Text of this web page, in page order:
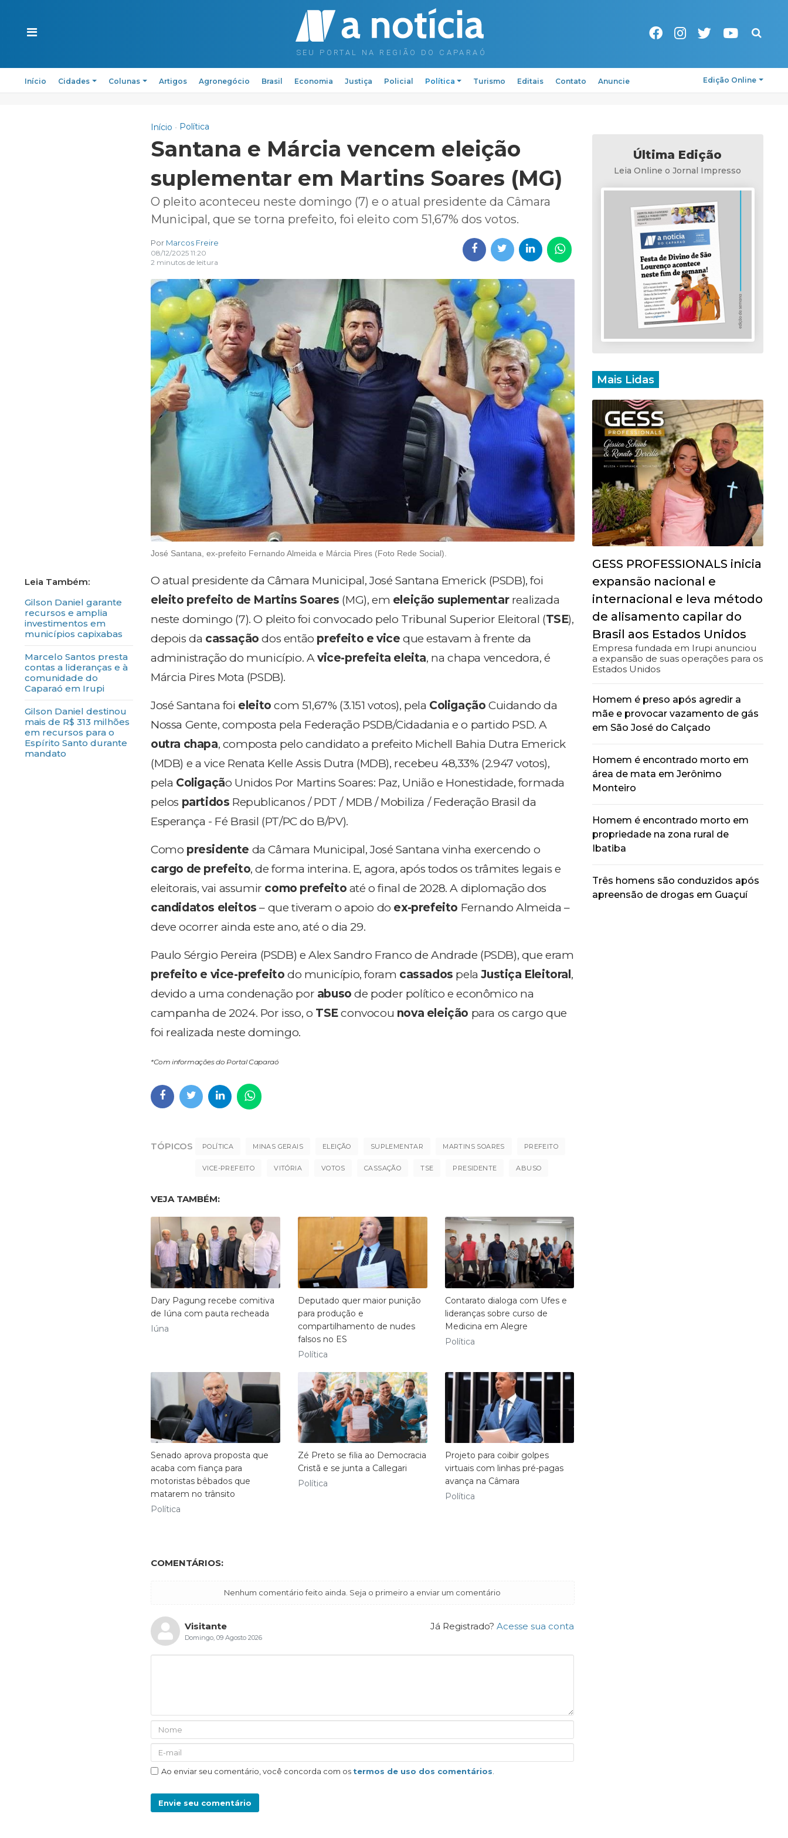
Pesquisa
Início Cidades Colunas Artigos Agronegócio Brasil Economia Justiça Policial Política Turismo Editais Contato Anuncie Edição Online
Gilson Daniel garante
recursos e amplia
investimentos em
municípios capixabas
Marcelo Santos presta
contas a lideranças e à
comunidade do
Caparaó em Irupi
Gilson Daniel destinou
mais de R$ 313 milhões
em recursos para o
Espírito Santo durante
mandato
Início Política
Santana e Márcia vencem eleição
suplementar em Martins Soares (MG)
O pleito aconteceu neste domingo (7) e o atual presidente da Câmara
Municipal, que se torna prefeito, foi eleito com 51,67% dos votos.
Por Marcos Freire
08/12/2025 11:20
2 minutos de leitura
José Santana, ex-prefeito Fernando Almeida e Márcia Pires (Foto Rede Social).
O atual presidente da Câmara Municipal, José Santana Emerick (PSDB), foi
eleito prefeito de Martins Soares (MG), em eleição suplementarrealizada
neste domingo (7). O pleito foi convocado pelo Tribunal Superior Eleitoral (TSE),
depois da cassação dos então prefeito e vice que estavam à frente da
administração do município. Avice-prefeita eleita, na chapa vencedora, é
Márcia Pires Mota (PSDB).
José Santana foi eleito com 51,67% (3.151 votos), pela Coligação Cuidando da
Nossa Gente, composta pela Federação PSDB/Cidadania e o partido PSD. A
outra chapa, composta pelo candidato a prefeito Michell Bahia Dutra Emerick
(MDB) e a vice Renata Kelle Assis Dutra (MDB), recebeu 48,33% (2.947 votos),
pela Coligação Unidos Por Martins Soares: Paz, União e Honestidade, formada
pelos partidos Republicanos / PDT / MDB / Mobiliza / Federação Brasil da
Esperança - Fé Brasil (PT/PC do B/PV).
Como presidente da Câmara Municipal, José Santana vinha exercendo o
cargo de prefeito, de forma interina. E, agora, após todos os trâmites legais e
eleitorais, vai assumir como prefeito até o final de 2028. A diplomação dos
candidatos eleitos – que tiveram o apoio do ex-prefeito Fernando Almeida –
deve ocorrer ainda este ano, até o dia 29.
Paulo Sérgio Pereira (PSDB) e Alex Sandro Franco de Andrade (PSDB), que eram
prefeito e vice-prefeito do município, foram cassados pelaJustiça Eleitoral ,
devido a uma condenação por abuso de poder político e econômico na
campanha de 2024. Por isso, o TSEconvocou nova eleição para os cargo que
foi realizada neste domingo.
*Com informações do Portal Caparaó
TÓPICOS POLÍTICA MINAS GERAIS ELEIÇÃO SUPLEMENTAR MARTINS SOARES PREFEITO
VICE-PREFEITO VITÓRIA VOTOS CASSAÇÃO TSE PRESIDENTE ABUSO
VEJA TAMBÉM:
Dary Pagung recebe comitiva
de Iúna com pauta recheada
Iúna
Deputado quer maior punição
para produção e
compartilhamento de nudes
falsos no ES
Política
Contarato dialoga com Ufes e
lideranças sobre curso de
Medicina em Alegre
Política
Senado aprova proposta que
acaba com fiança para
motoristas bêbados que
matarem no trânsito
Política
Zé Preto se filia ao Democracia
Cristã e se junta a Callegari
Política
Projeto para coibir golpes
virtuais com linhas pré-pagas
avança na Câmara
Política
COMENTÁRIOS:
Nenhum comentário feito ainda. Seja o primeiro a enviar um comentário
Já Registrado? Acesse sua conta
Visitante
Domingo, 09 Agosto 2026
Ao enviar seu comentário, você concorda com os termos de uso dos comentários
Envie seu comentário
Última Edição
Leia Online o Jornal Impresso
Mais Lidas
GESS PROFESSIONALS inicia
expansão nacional e
internacional e leva método
de alisamento capilar do
Brasil aos Estados Unidos
Empresa fundada em Irupi anunciou
a expansão de suas operações para os
Estados Unidos
Homem é preso após agredir a
mãe e provocar vazamento de gás
em São José do Calçado
Homem é encontrado morto em
área de mata em Jerônimo
Monteiro
Homem é encontrado morto em
propriedade na zona rural de
Ibatiba
Três homens são conduzidos após
apreensão de drogas em Guaçuí